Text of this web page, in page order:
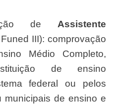
de Assistente
III): comprovação
Médio Completo,
de ensino
federal ou pelos
municipais de ensino e